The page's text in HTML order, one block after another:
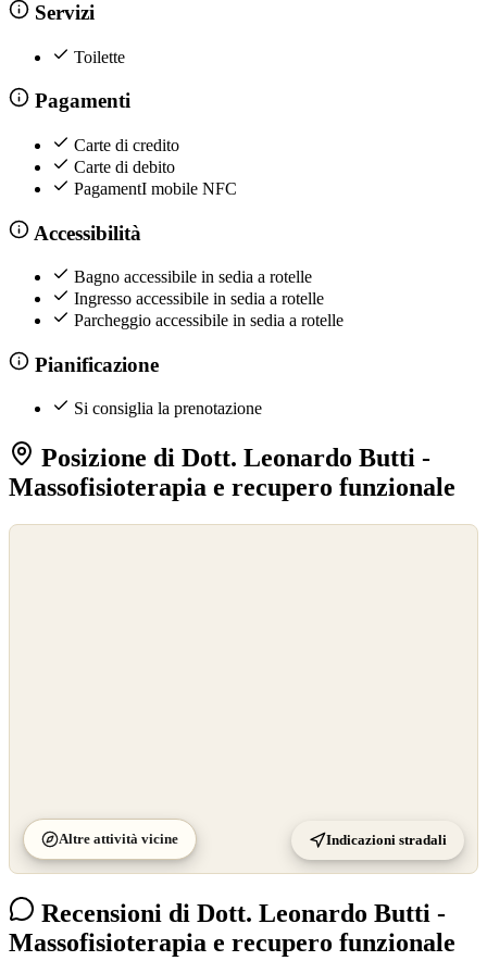
Servizi
Toilette
Pagamenti
Carte di credito
Carte di debito
PagamentI mobile NFC
Accessibilità
Bagno accessibile in sedia a rotelle
Ingresso accessibile in sedia a rotelle
Parcheggio accessibile in sedia a rotelle
Pianificazione
Si consiglia la prenotazione
Posizione di Dott. Leonardo Butti -
Massofisioterapia e recupero funzionale
Altre attività vicine Indicazioni stradali
Recensioni di Dott. Leonardo Butti -
Massofisioterapia e recupero funzionale